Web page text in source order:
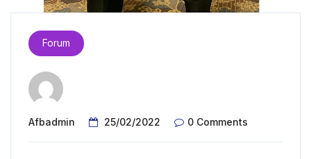
Forum
Afbadmin 25/02/2022 0 Comments